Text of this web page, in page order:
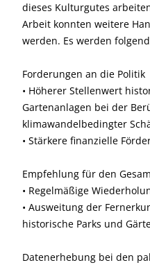
dieses Kulturgutes
Arbeit konnten weitere
werden. Es werden
Forderungen an die Politik
• Höherer Stellenwert
Gartenanlagen bei der
klimawandelbedingter
• Stärkere finanzielle
Empfehlung für den
• Regelmäßige
• Ausweitung der
historische Parks und
Datenerhebung bei den